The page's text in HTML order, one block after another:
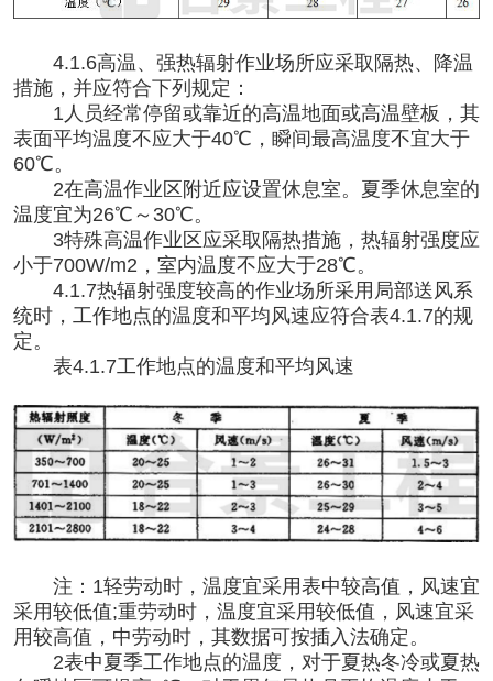
4.1.6高温、强热辐射作业场所应采取隔热、降温
措施，并应符合下列规定：
1人员经常停留或靠近的高温地面或高温壁板，其
表面平均温度不应大于40℃，瞬间最高温度不宜大于
60℃。
2在高温作业区附近应设置休息室。夏季休息室的
温度宜为26℃～30℃。
3特殊高温作业区应采取隔热措施，热辐射强度应
小于700W/m2，室内温度不应大于28℃。
4.1.7热辐射强度较高的作业场所采用局部送风系
统时，工作地点的温度和平均风速应符合表4.1.7的规
定。
表4.1.7工作地点的温度和平均风速
注： 1轻劳动时，温度宜采用表中较高值，风速宜
采用较低值;重劳动时，温度宜采用较低值，风速宜采
用较高值，中劳动时，其数据可按插入法确定。
2表中夏季工作地点的温度，对于夏热冬冷或夏热